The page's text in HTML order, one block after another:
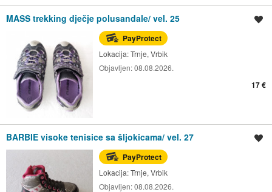
MASS trekking dječje polusandale/ vel. 25
PayProtect
Lokacija:Trnje, Vrbik
Objavljen:08.08.2026.
17 €
BARBIE visoke tenisice sa šljokicama/ vel. 27
PayProtect
Lokacija:Trnje, Vrbik
Objavljen:08.08.2026.